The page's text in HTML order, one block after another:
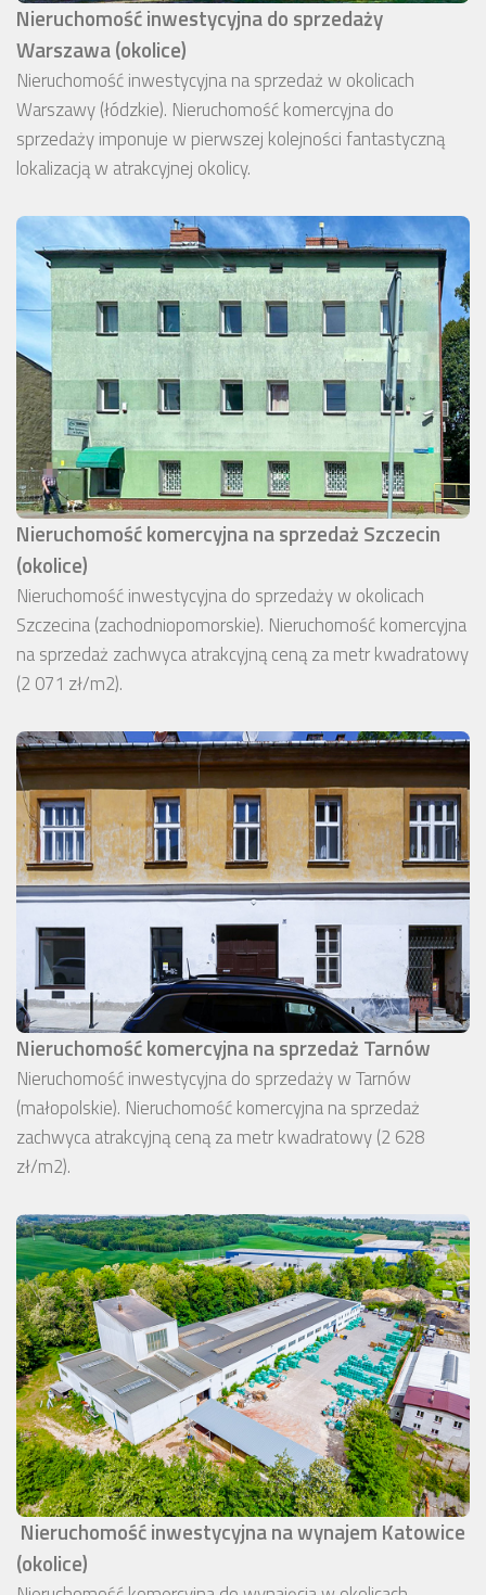
Nieruchomość inwestycyjna do sprzedaży
Warszawa (okolice)
Nieruchomość inwestycyjna na sprzedaż w okolicach
Warszawy (łódzkie). Nieruchomość komercyjna do
sprzedaży imponuje w pierwszej kolejności fantastyczną
lokalizacją w atrakcyjnej okolicy.
Nieruchomość komercyjna na sprzedaż Szczecin
(okolice)
Nieruchomość inwestycyjna do sprzedaży w okolicach
Szczecina (zachodniopomorskie). Nieruchomość komercyjna
na sprzedaż zachwyca atrakcyjną ceną za metr kwadratowy
(2 071 zł/m2).
Nieruchomość komercyjna na sprzedaż Tarnów
Nieruchomość inwestycyjna do sprzedaży w Tarnów
(małopolskie). Nieruchomość komercyjna na sprzedaż
zachwyca atrakcyjną ceną za metr kwadratowy (2 628
zł/m2).
Nieruchomość inwestycyjna na wynajem Katowice
(okolice)